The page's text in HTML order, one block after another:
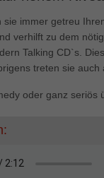
sie immer getreu
verhilft zu dem
Talking CD`s.
treten sie
oder ganz seriös